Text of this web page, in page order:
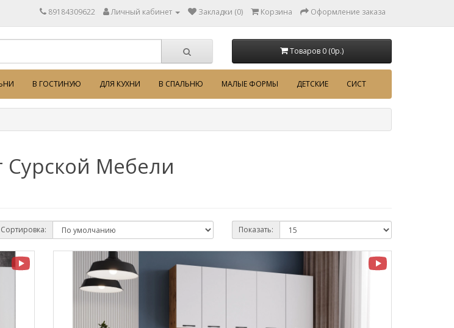
89184309622 Личный кабинет Закладки (0) Корзина Оформление заказа
Товаров 0 (0p.)
В ГОСТИНУЮ ДЛЯ КУХНИ В СПАЛЬНЮ МАЛЫЕ ФОРМЫ ДЕТСКИЕ СИСТ
Мебели
Сортировка: Показать: